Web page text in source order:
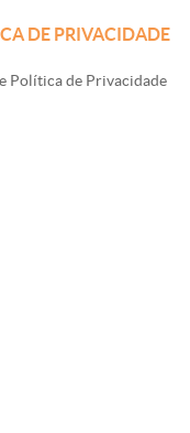
DE PRIVACIDADE
Política de Privacidade